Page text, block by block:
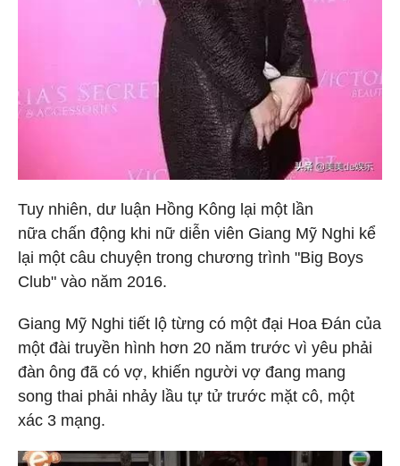
Tuy nhiên, dư luận Hồng Kông lại một lần
nữa chấn động khi nữ diễn viên Giang Mỹ Nghi kể
lại một câu chuyện trong chương trình "Big Boys
Club" vào năm 2016.
Giang Mỹ Nghi tiết lộ từng có một đại Hoa Đán của
một đài truyền hình hơn 20 năm trước vì yêu phải
đàn ông đã có vợ, khiến người vợ đang mang
song thai phải nhảy lầu tự tử trước mặt cô, một
xác 3 mạng.